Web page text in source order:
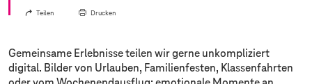
Teilen Drucken
Gemeinsame Erlebnisse teilen wir gerne unkompliziert
digital. Bilder von Urlauben, Familienfesten, Klassenfahrten